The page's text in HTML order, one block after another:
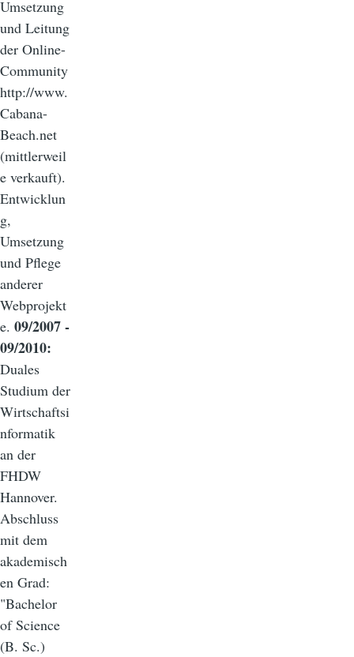
Umsetzung
und Leitung
der Online-
Community
http://www.
Cabana-
Beach.net
(mittlerweil
e verkauft).
Entwicklun
g,
Umsetzung
und Pflege
anderer
Webprojekt
e. 09/2007 -
09/2010:
Duales
Studium der
Wirtschaftsi
nformatik
an der
FHDW
Hannover.
Abschluss
mit dem
akademisch
en Grad:
"Bachelor
of Science
(B. Sc.)